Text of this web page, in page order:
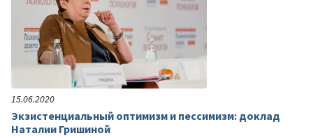
15.06.2020
Экзистенциальный оптимизм и пессимизм: доклад
Наталии Гришиной